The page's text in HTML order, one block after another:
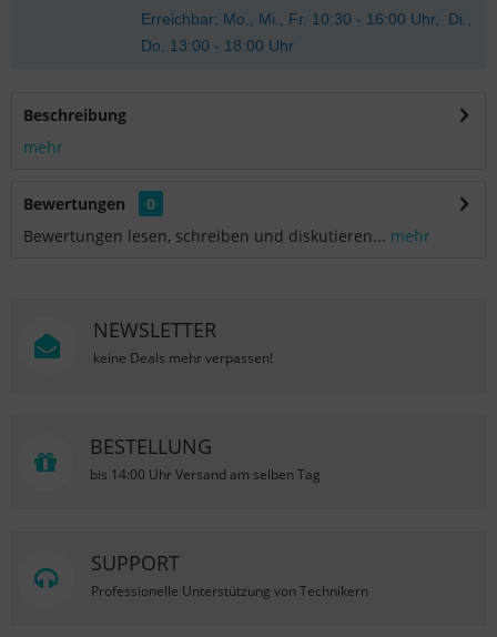
Erreichbar: Mo., Mi., Fr. 10:30 - 16:00 Uhr, Di.,
Do. 13:00 - 18:00 Uhr
Beschreibung
mehr
Bewertungen
0
Bewertungen lesen, schreiben und diskutieren... mehr
NEWSLETTER
keine Deals mehr verpassen!
BESTELLUNG
bis 14:00 Uhr Versand am selben Tag
SUPPORT
Professionelle Unterstützung von Technikern